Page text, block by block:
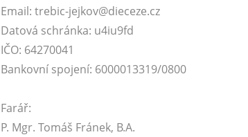
Email: trebic-jejkov@dieceze.cz
Datová schránka: u4iu9fd
IČO: 64270041
Bankovní spojení: 6000013319/0800
Farář:
P. Mgr. Tomáš Fránek, B.A.